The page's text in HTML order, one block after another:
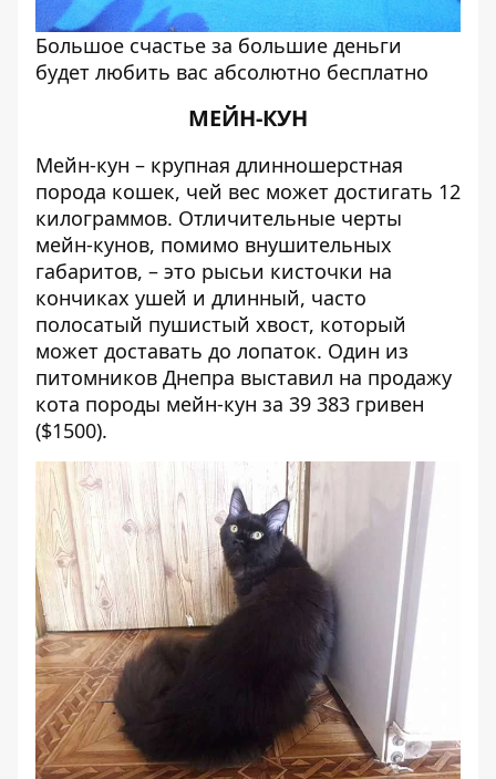
Большое счастье за большие деньги
будет любить вас абсолютно бесплатно
МЕЙН-КУН
Мейн-кун – крупная длинношерстная
порода кошек, чей вес может достигать 12
килограммов. Отличительные черты
мейн-кунов, помимо внушительных
габаритов, – это рысьи кисточки на
кончиках ушей и длинный, часто
полосатый пушистый хвост, который
может доставать до лопаток. Один из
питомников Днепра выставил на продажу
кота породы мейн-кун за 39 383 гривен
($1500).